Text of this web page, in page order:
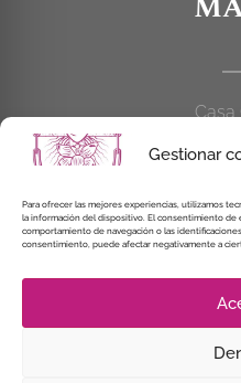
Gestionar
Para ofrecer las mejores experiencias, utilizamos
la información del dispositivo. El consentimiento
comportamiento de navegación o las
consentimiento, puede afectar negativamente a
Casa
C/
914